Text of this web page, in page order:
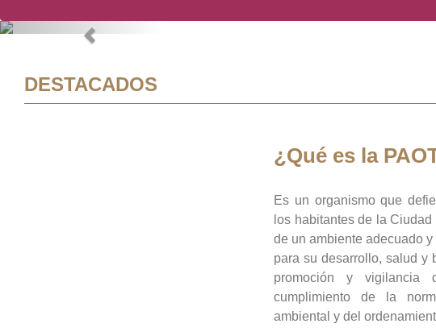
Previous
DESTACADOS
¿Qué es la
Es un organismo que
los habitantes de la
de un ambiente adecuado
para su desarrollo, salud y
promoción y
cumplimiento de la
ambiental y del